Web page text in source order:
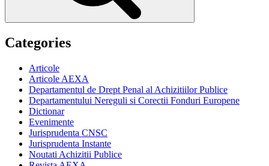
Categories
Articole
Articole AEXA
Departamentul de Drept Penal al Achizitiilor Publice
Departamentului Nereguli si Corectii Fonduri Europene
Dictionar
Evenimente
Jurisprudenta CNSC
Jurisprudenta Instante
Noutati Achizitii Publice